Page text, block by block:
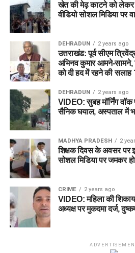
खेत की मेढ़ काटने को लेकर
वीडियो सोशल मिडिया पर
DEHRADUN 2 years ago
उत्तराखंड: पूर्व सीएम
अभिनव कुमार आमने-सामने,
को दी हद में रहने की सलाह
DEHRADUN 2 years ago
VIDEO: सुबह मॉर्निंग वॉक
सैनिक घयाल, अस्पताल में
MADHYA PRADESH 2
शिक्षक दिवस के अवसर पर
सोशल मिडिया पर जमकर
CRIME 2 years ago
VIDEO: महिला की
अध्यक्ष पर मुकदमा दर्ज,